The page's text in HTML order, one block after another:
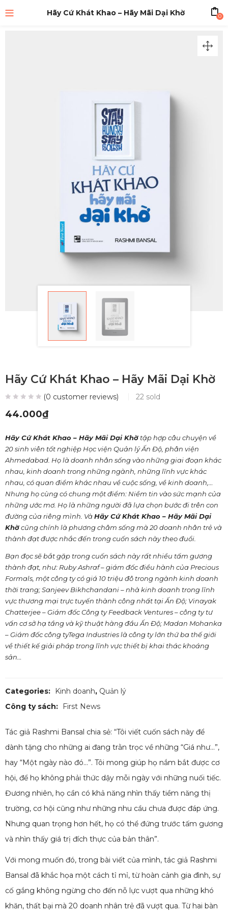
Hãy Cứ Khát Khao – Hãy Mãi Dại Khờ 0
Hãy Cứ Khát Khao – Hãy Mãi Dại Khờ
(0 customer reviews) 22 sold
44.000₫
Hãy Cứ Khát Khao – Hãy Mãi Dại Khờtập hợp câu chuyện về
20 sinh viên tốt nghiệp Học viện Quản lý Ấn Độ, phân viện
Ahmedabad. Họ là doanh nhân sống vào những giai đoạn khác
nhau, kinh doanh trong những ngành, những lĩnh vực khác
nhau, có quan điểm khác nhau về cuộc sống, về kinh doanh,…
Nhưng họ cùng có chung một điểm: Niềm tin vào sức mạnh của
những ước mơ. Họ là những người đã lựa chọn bước đi trên con
đường của riêng mình. VàHãy Cứ Khát Khao – Hãy Mãi Dại
Khờcũng chính là phương châm sống mà 20 doanh nhân trẻ và
thành đạt được nhắc đến trong cuốn sách này theo đuổi.
Bạn đọc sẽ bắt gặp trong cuốn sách này rất nhiều tấm gương
thành đạt, như: Ruby Ashraf – giám đốc điều hành của Precious
Formals, một công ty có giá 10 triệu đô trong ngành kinh doanh
thời trang; Sanjeev Bikhchandani – nhà kinh doanh trong lĩnh
vực thương mại trực tuyến thành công nhất tại Ấn Độ; Vinayak
Chatterjee – Giám đốc Công ty Feedback Ventures – công ty tư
vấn cơ sở hạ tầng và kỹ thuật hàng đầu Ấn Độ; Madan Mohanka
– Giám đốc công tyTega Industries là công ty lớn thứ ba thế giới
về thiết kế giải pháp trong lĩnh vực thiết bị khai thác khoáng
sản…
Categories: Kinh doanh, Quản lý
Công ty sách:
First News
Tác giả Rashmi Bansal chia sẻ: “Tôi viết cuốn sách này để
dành tặng cho những ai đang trằn trọc về những “Giá như…”,
hay “Một ngày nào đó…”. Tôi mong giúp họ nắm bắt được cơ
hội, để họ không phải thức dậy mỗi ngày với những nuối tiếc.
Đương nhiên, họ cần có khả năng nhìn thấy tiềm năng thị
trường, cơ hội cũng như những nhu cầu chưa được đáp ứng.
Nhưng quan trọng hơn hết, họ có thể đứng trước tấm gương
và nhìn thấy giá trị đích thực của bản thân”.
Với mong muốn đó, trong bài viết của mình, tác giả Rashmi
Bansal đã khắc họa một cách tỉ mỉ, từ hoàn cảnh gia đình, sự
cố gắng không ngừng cho đến nỗ lực vượt qua những khó
khăn, thất bại mà 20 doanh nhân trẻ đã vượt qua. Từ hai bàn